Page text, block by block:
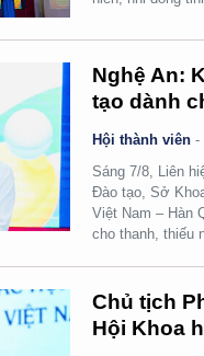
Nghệ An:
tạo dành
Hội thành viên -
Sáng 7/8, Liên
Đào tạo, Sở
Việt Nam – Hàn
cho thanh, thiếu
Chủ tịch
Hội Khoa